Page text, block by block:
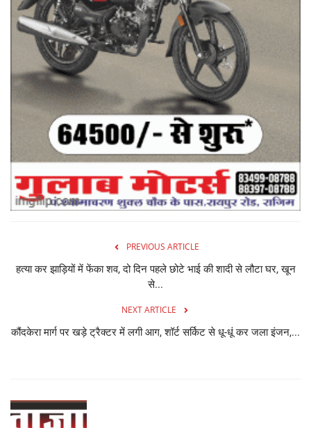
PREVIOUS ARTICLE
हत्या कर झाड़ियों में फेंका शव, दो दिन पहले छोटे भाई की शादी से लौटा घर, खून
से...
NEXT ARTICLE
कौंदकेरा मार्ग पर खड़े ट्रैक्टर में लगी आग, शॉर्ट सर्किट से धू-धूं कर जला इंजन,...